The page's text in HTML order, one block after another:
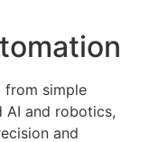
from simple
AI and robotics,
and